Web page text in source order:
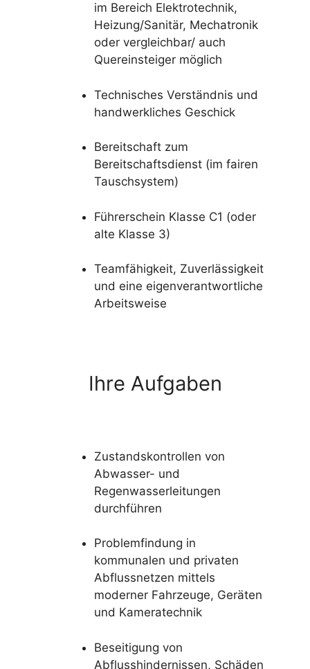
im Bereich Elektrotechnik,
Heizung/Sanitär, Mechatronik
oder vergleichbar/ auch
Quereinsteiger möglich
Technisches Verständnis und
handwerkliches Geschick
Bereitschaft zum
Bereitschaftsdienst (im fairen
Tauschsystem)
Führerschein Klasse C1 (oder
alte Klasse 3)
Teamfähigkeit, Zuverlässigkeit
und eine eigenverantwortliche
Arbeitsweise
Ihre Aufgaben
Zustandskontrollen von
Abwasser- und
Regenwasserleitungen
durchführen
Problemfindung in
kommunalen und privaten
Abflussnetzen mittels
moderner Fahrzeuge, Geräten
und Kameratechnik
Beseitigung von
Abflusshindernissen, Schäden